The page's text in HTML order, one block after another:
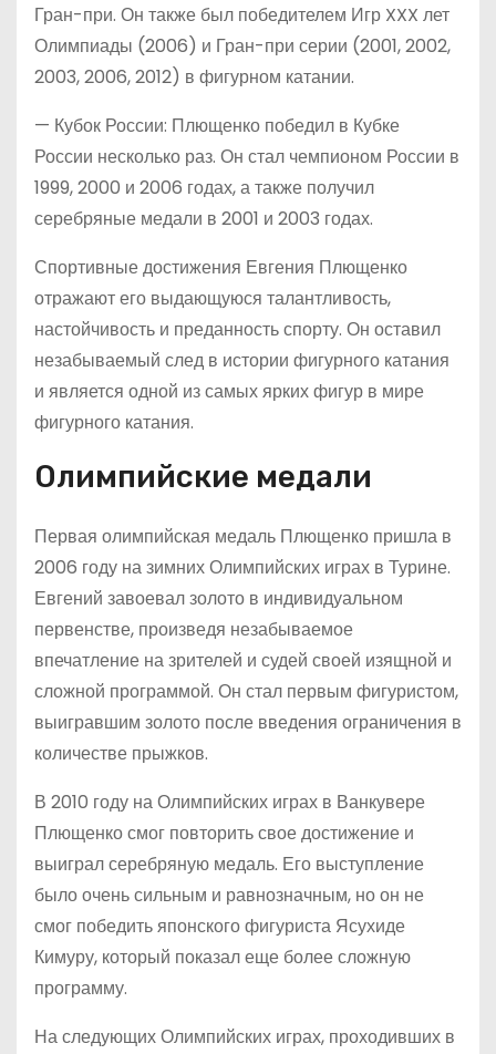
Гран-при. Он также был победителем Игр XXX лет
Олимпиады (2006) и Гран-при серии (2001, 2002,
2003, 2006, 2012) в фигурном катании.
— Кубок России: Плющенко победил в Кубке
России несколько раз. Он стал чемпионом России в
1999, 2000 и 2006 годах, а также получил
серебряные медали в 2001 и 2003 годах.
Спортивные достижения Евгения Плющенко
отражают его выдающуюся талантливость,
настойчивость и преданность спорту. Он оставил
незабываемый след в истории фигурного катания
и является одной из самых ярких фигур в мире
фигурного катания.
Олимпийские медали
Первая олимпийская медаль Плющенко пришла в
2006 году на зимних Олимпийских играх в Турине.
Евгений завоевал золото в индивидуальном
первенстве, произведя незабываемое
впечатление на зрителей и судей своей изящной и
сложной программой. Он стал первым фигуристом,
выигравшим золото после введения ограничения в
количестве прыжков.
В 2010 году на Олимпийских играх в Ванкувере
Плющенко смог повторить свое достижение и
выиграл серебряную медаль. Его выступление
было очень сильным и равнозначным, но он не
смог победить японского фигуриста Ясухиде
Кимуру, который показал еще более сложную
программу.
На следующих Олимпийских играх, проходивших в